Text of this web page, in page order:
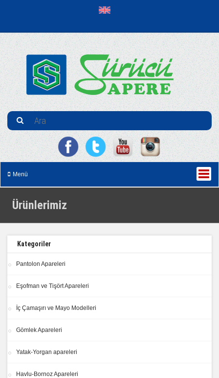
Menü
Ürünlerimiz
Kategoriler
Pantolon Apareleri
Eşofman ve Tişört Apareleri
İç Çamaşırı ve Mayo Modelleri
Gömlek Apareleri
Yatak-Yorgan apareleri
Havlu-Bornoz Apareleri